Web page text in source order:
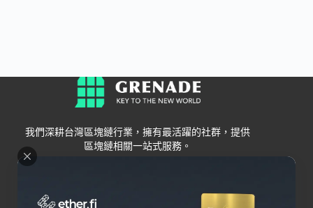
我們深耕台灣區塊鏈行業，擁有最活躍的社群，提供
區塊鏈相關一站式服務。
Grenade 交易所